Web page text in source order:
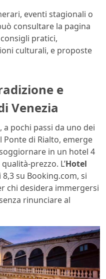
eventi stagionali o
consultare la pagina
pratici,
culturali, e proposte
e
Venezia
a pochi passi da uno dei
di Rialto, emerge
in un hotel 4
prezzo. L’Hotel
su Booking.com, si
chi desidera immergersi
rinunciare al